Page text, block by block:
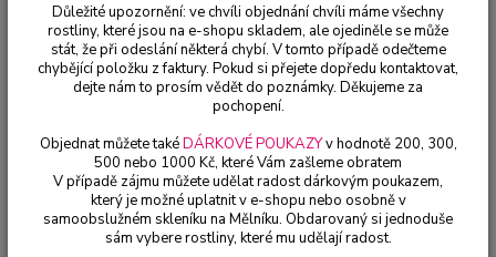
Balkónové rostliny
Alstromérie – lilie inků Alstroemeria růžová -
cena za kus v 3-kusovém balení
Alstromérie – lilie inků
Alstroemeria růžová - cena za kus
v 3-kusovém balení
Důležité upozornění: ve chvíli objednání chvíli máme všechny
rostliny, které jsou na e-shopu skladem, ale ojediněle se může
stát, že při odeslání některá chybí. V tomto případě odečteme
chybějící položku z faktury. Pokud si přejete dopředu kontaktovat,
dejte nám to prosím vědět do poznámky. Děkujeme za
pochopení.
Objednat můžete takéDÁRKOVÉ POUKAZYv hodnotě 200, 300,
500 nebo 1000 Kč, které Vám zašleme obratem
V případě zájmu můžete udělat radost dárkovým poukazem,
který je možné uplatnit v e-shopu nebo osobně v
samoobslužném skleníku na Mělníku. Obdarovaný si jednoduše
sám vybere rostliny, které mu udělají radost.